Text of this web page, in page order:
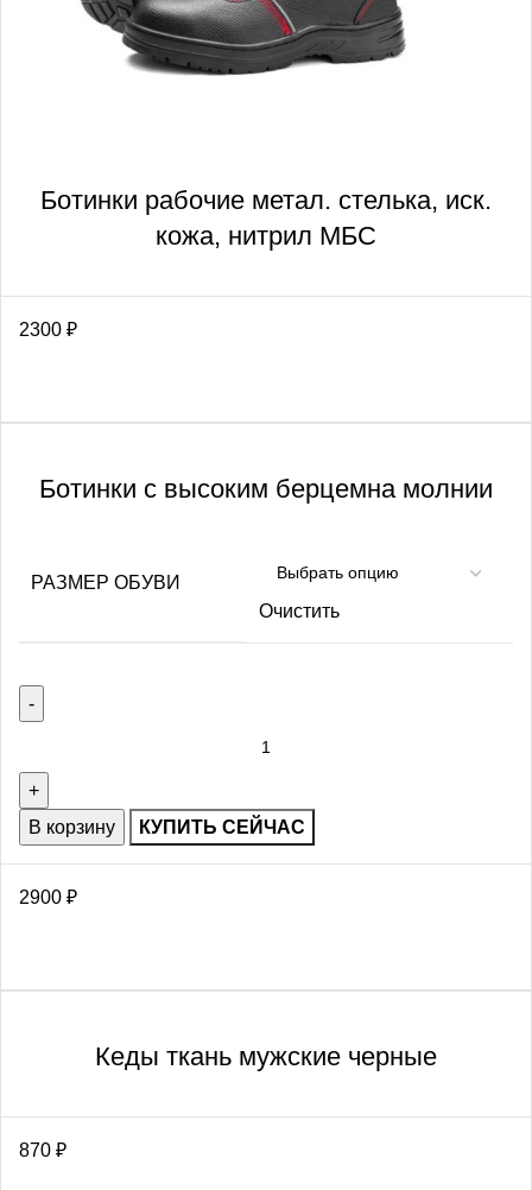
Ботинки рабочие метал. стелька, иск.
кожа, нитрил МБС
2300 ₽
Ботинки с высоким берцемна молнии
РАЗМЕР ОБУВИ
Очистить
В корзину КУПИТЬ СЕЙЧАС
2900 ₽
Кеды ткань мужские черные
870 ₽